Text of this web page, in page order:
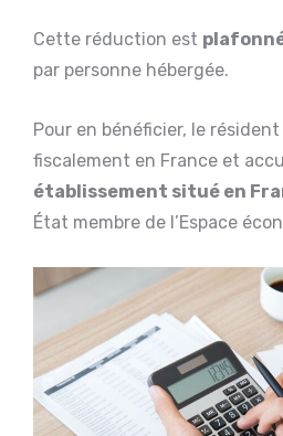
Cette réduction est
par personne hébergée.
Pour en bénéficier, le
fiscalement en France et
établissement situé en
État membre de l’Espace